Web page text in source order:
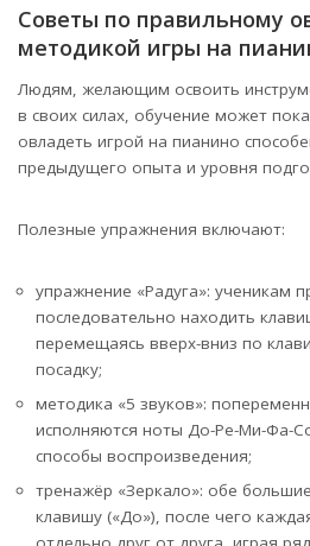
Советы по правильному
методикой игры на
Людям, желающим освоить
в своих силах, обучение может
овладеть игрой на пианино
предыдущего опыта и уровня
Полезные упражнения включают:
упражнение «Радуга»: ученикам
последовательно находить
перемещаясь вверх-вниз по
посадку;
методика «5 звуков»:
исполняются ноты До-Ре-Ми-Фа-
способы воспроизведения;
тренажёр «Зеркало»: обе
клавишу («До»), после чего